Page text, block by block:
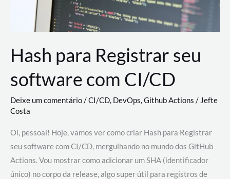
Hash para Registrar seu
software com CI/CD
Deixe um comentário/CI/CD, DevOps,Github Actions /Jefte
Costa
Oi, pessoal! Hoje, vamos ver como criar Hash para Registrar
seu software com CI/CD, mergulhando no mundo dos GitHub
Actions. Vou mostrar como adicionar um SHA (identificador
único) no corpo da release, algo super útil para registros de